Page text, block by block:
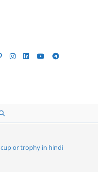
cup or trophy in hindi